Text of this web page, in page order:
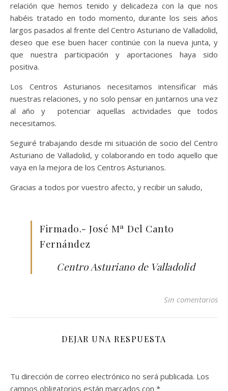
relación que hemos tenido y delicadeza con la que nos
habéis tratado en todo momento, durante los seis años
largos pasados al frente del Centro Asturiano de Valladolid,
deseo que ese buen hacer continúe con la nueva junta, y
que nuestra participación y aportaciones haya sido
positiva.
Los Centros Asturianos necesitamos intensificar más
nuestras relaciones, y no solo pensar en juntarnos una vez
al año y potenciar aquellas actividades que todos
necesitamos.
Seguiré trabajando desde mi situación de socio del Centro
Asturiano de Valladolid, y colaborando en todo aquello que
vaya en la mejora de los Centros Asturianos.
Gracias a todos por vuestro afecto, y recibir un saludo,
Firmado.- José Mª Del Canto
Fernández
Centro Asturiano de Valladolid
Sin comentarios
DEJAR UNA RESPUESTA
Tu dirección de correo electrónico no será publicada. Los
campos obligatorios están marcados con *